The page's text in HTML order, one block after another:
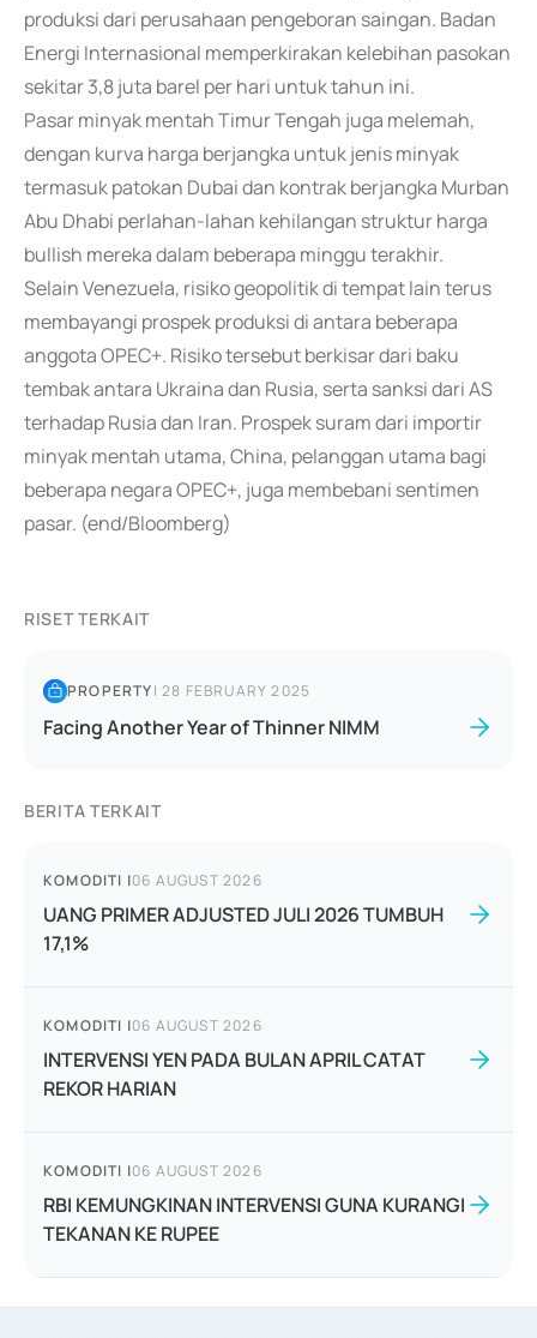
produksi dari perusahaan pengeboran saingan. Badan
Energi Internasional memperkirakan kelebihan pasokan
sekitar 3,8 juta barel per hari untuk tahun ini.
Pasar minyak mentah Timur Tengah juga melemah,
dengan kurva harga berjangka untuk jenis minyak
termasuk patokan Dubai dan kontrak berjangka Murban
Abu Dhabi perlahan-lahan kehilangan struktur harga
bullish mereka dalam beberapa minggu terakhir.
Selain Venezuela, risiko geopolitik di tempat lain terus
membayangi prospek produksi di antara beberapa
anggota OPEC+. Risiko tersebut berkisar dari baku
tembak antara Ukraina dan Rusia, serta sanksi dari AS
terhadap Rusia dan Iran. Prospek suram dari importir
minyak mentah utama, China, pelanggan utama bagi
beberapa negara OPEC+, juga membebani sentimen
pasar. (end/Bloomberg)
RISET TERKAIT
PROPERTY|28 FEBRUARY 2025
Facing Another Year of Thinner NIMM
BERITA TERKAIT
KOMODITI |06 AUGUST 2026
UANG PRIMER ADJUSTED JULI 2026 TUMBUH
17,1%
KOMODITI |06 AUGUST 2026
INTERVENSI YEN PADA BULAN APRIL CATAT
REKOR HARIAN
KOMODITI |06 AUGUST 2026
RBI KEMUNGKINAN INTERVENSI GUNA KURANGI
TEKANAN KE RUPEE